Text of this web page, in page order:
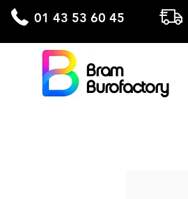
01 43 53 60 45
Bram
Burofactory